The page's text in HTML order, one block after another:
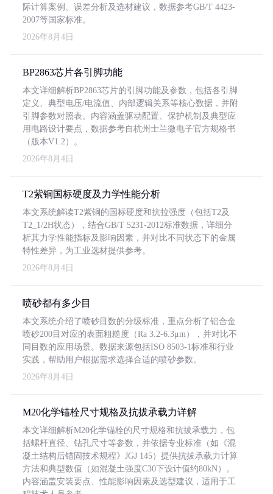
际计算案例、误差分析及选材建议，数据参考GB/T 4423-
2007等国家标准。
2026年8月4日
BP2863芯片各引脚功能
本文详细解析BP2863芯片的引脚功能及参数，包括各引脚
定义、典型电压/电流值、内部逻辑关系等核心数据，并附
引脚参数对照表。内容涵盖驱动配置、保护机制及典型应
用电路设计要点，数据参考自杭州士兰微电子官方规格书
（版本V1.2）。
2026年8月4日
T2紫铜国标硬度及力学性能分析
本文系统解读T2紫铜的国标硬度和抗拉强度（包括T2及
T2_1/2H状态），结合GB/T 5231-2012标准数据，详细分
析其力学性能指标及影响因素，并对比不同状态下的金属
特性差异，为工业选材提供参考。
2026年8月4日
喷砂都有多少目
本文系统介绍了喷砂目数的分级标准，重点分析了铝合金
喷砂200目对应的表面粗糙度（Ra 3.2-6.3μm），并对比不
同目数的应用场景。数据来源包括ISO 8503-1标准和行业
实践，帮助用户根据需求选择合适的喷砂参数。
2026年8月4日
M20化学锚栓尺寸规格及抗拔承载力详解
本文详细解析M20化学锚栓的尺寸规格和抗拔承载力，包
括螺杆直径、钻孔尺寸等参数，并依据专业标准（如《混
凝土结构后锚固技术规程》JGJ 145）提供抗拔承载力计算
方法和典型数值（如混凝土强度C30下设计值约80kN）。
内容涵盖安装要点、性能影响因素及选型建议，适用于工